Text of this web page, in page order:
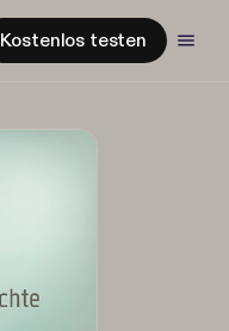
Kostenlos testen